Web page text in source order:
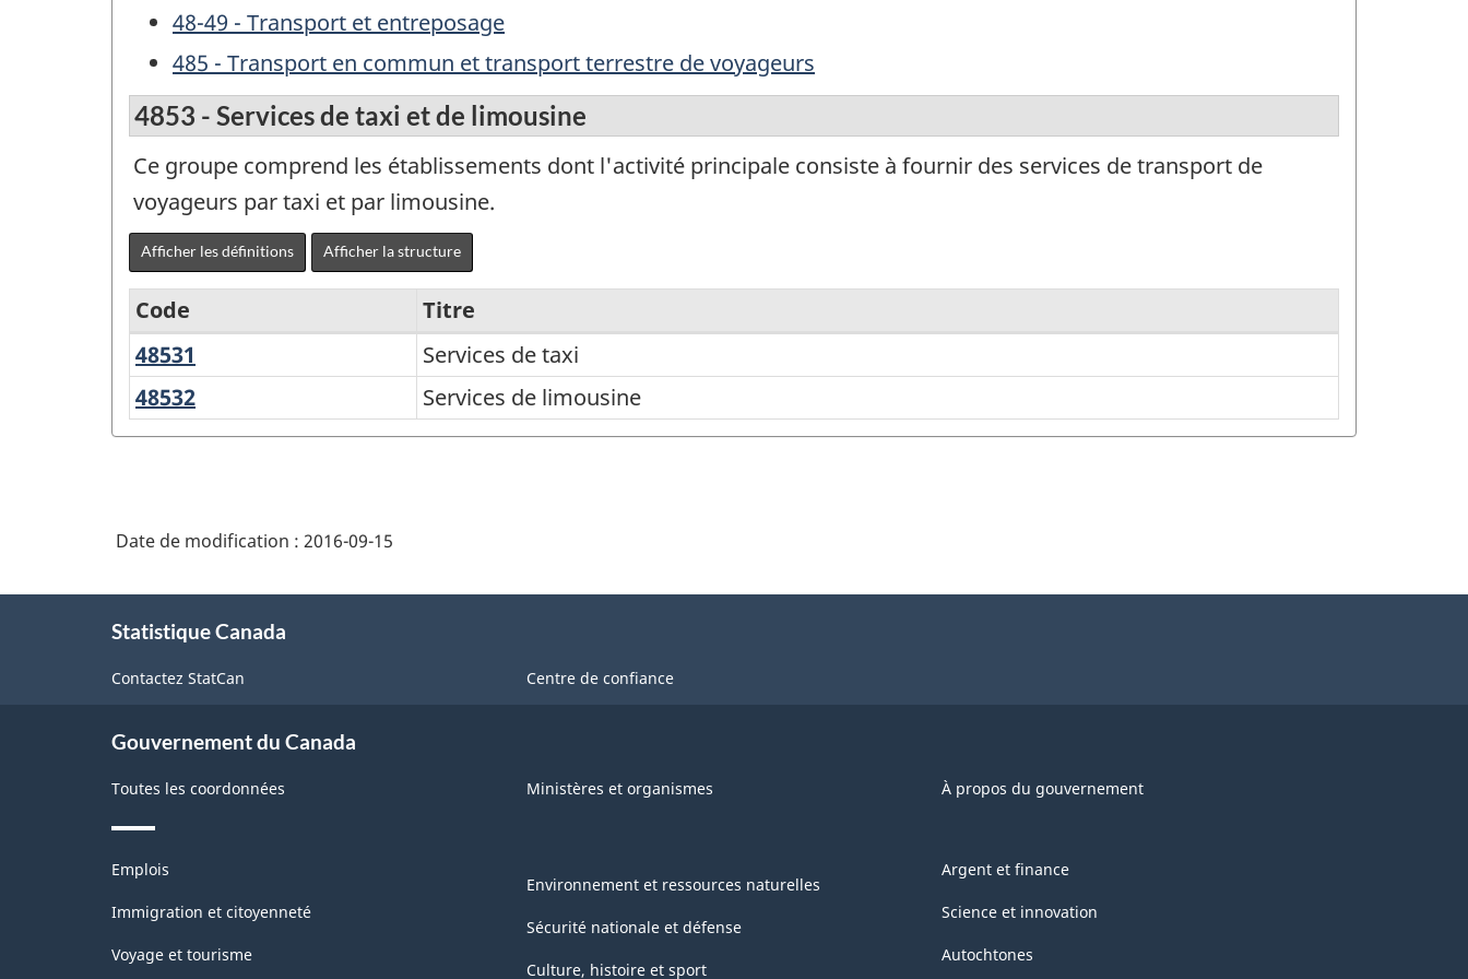
48-49 - Transport et entreposage
485 - Transport en commun et transport terrestre de voyageurs
4853 - Services de taxi et de limousine
Ce groupe comprend les établissements dont l'activité principale consiste à fournir des services de transport de
voyageurs par taxi et par limousine.
Afficher les définitions Afficher la structure
Variante
du
SCIAN
Industries
sur
la
active
(EPA)
-
Structure
de
Code
Titre
48531
de
taxi
Services de taxi
48532
de
Services de limousine
Date de modification : 2016-09-15
Statistique Canada
Contactez StatCan Centre de confiance
Gouvernement du Canada
Toutes les coordonnées Ministères et organismes À propos du gouvernement
Thèmes
sujets
Emplois
Immigration et citoyenneté
Voyage et tourisme
Environnement et ressources naturelles
Sécurité nationale et défense
Culture, histoire et sport
Argent et finance
Science et innovation
Autochtones